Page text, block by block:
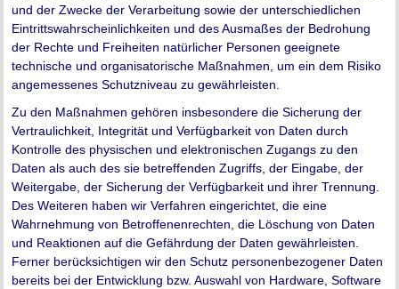
und der Zwecke der Verarbeitung sowie der unterschiedlichen
Eintrittswahrscheinlichkeiten und des Ausmaßes der Bedrohung
der Rechte und Freiheiten natürlicher Personen geeignete
technische und organisatorische Maßnahmen, um ein dem Risiko
angemessenes Schutzniveau zu gewährleisten.
Zu den Maßnahmen gehören insbesondere die Sicherung der
Vertraulichkeit, Integrität und Verfügbarkeit von Daten durch
Kontrolle des physischen und elektronischen Zugangs zu den
Daten als auch des sie betreffenden Zugriffs, der Eingabe, der
Weitergabe, der Sicherung der Verfügbarkeit und ihrer Trennung.
Des Weiteren haben wir Verfahren eingerichtet, die eine
Wahrnehmung von Betroffenenrechten, die Löschung von Daten
und Reaktionen auf die Gefährdung der Daten gewährleisten.
Ferner berücksichtigen wir den Schutz personenbezogener Daten
bereits bei der Entwicklung bzw. Auswahl von Hardware, Software